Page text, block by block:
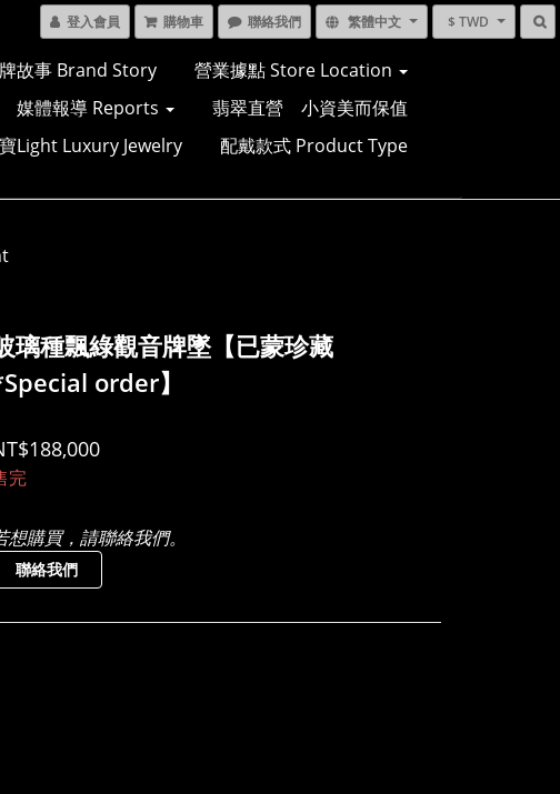
登入會員 購物車 聯絡我們 繁體中文 $ TWD
故事 Brand Story
營業據點 Store Location
媒體報導 Reports
翡翠直營 小資美而保值
Light Luxury Jewelry 配戴款式 Product Type
璃種飄綠觀音牌墜【已蒙珍藏
order】
完
想購買，請聯絡我們。
聯絡我們